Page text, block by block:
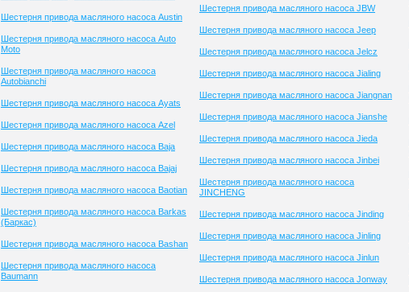
Шестерня привода масляного насоса Austin
Шестерня привода масляного насоса Auto
Moto
Шестерня привода масляного насоса
Autobianchi
Шестерня привода масляного насоса Ayats
Шестерня привода масляного насоса Azel
Шестерня привода масляного насоса Baja
Шестерня привода масляного насоса Bajaj
Шестерня привода масляного насоса Baotian
Шестерня привода масляного насоса Barkas
(Баркас)
Шестерня привода масляного насоса Bashan
Шестерня привода масляного насоса
Baumann
Шестерня привода масляного насоса JBW
Шестерня привода масляного насоса Jeep
Шестерня привода масляного насоса Jelcz
Шестерня привода масляного насоса Jialing
Шестерня привода масляного насоса Jiangnan
Шестерня привода масляного насоса Jianshe
Шестерня привода масляного насоса Jieda
Шестерня привода масляного насоса Jinbei
Шестерня привода масляного насоса
JINCHENG
Шестерня привода масляного насоса Jinding
Шестерня привода масляного насоса Jinling
Шестерня привода масляного насоса Jinlun
Шестерня привода масляного насоса Jonway